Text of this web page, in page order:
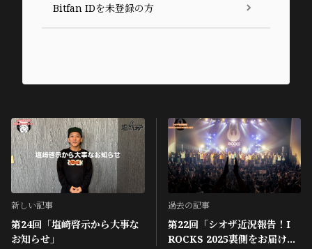
Bitfan IDを未登録の方
新しい記事
第24回「塩﨑啓示から大事な
お知らせ」
過去の記事
第22回「シオザ近況報告！I
ROCKS 2025裏側をお届けの